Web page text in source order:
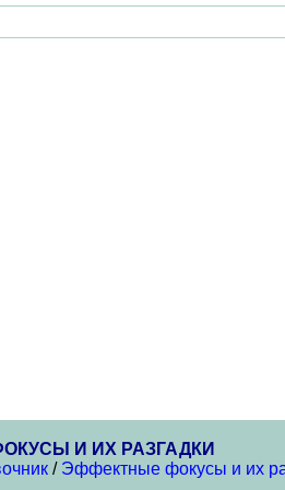
И ИХ РАЗГАДКИ
/ Эффектные фокусы и их